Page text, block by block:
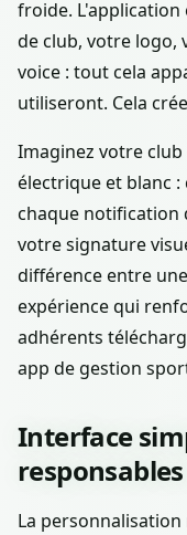
froide. L'application
de club, votre
voice : tout cela
utiliseront. Cela
Imaginez votre
électrique et blanc
chaque notification
votre signature
différence entre
expérience qui
adhérents
app de gestion
Interface
La personnalisation